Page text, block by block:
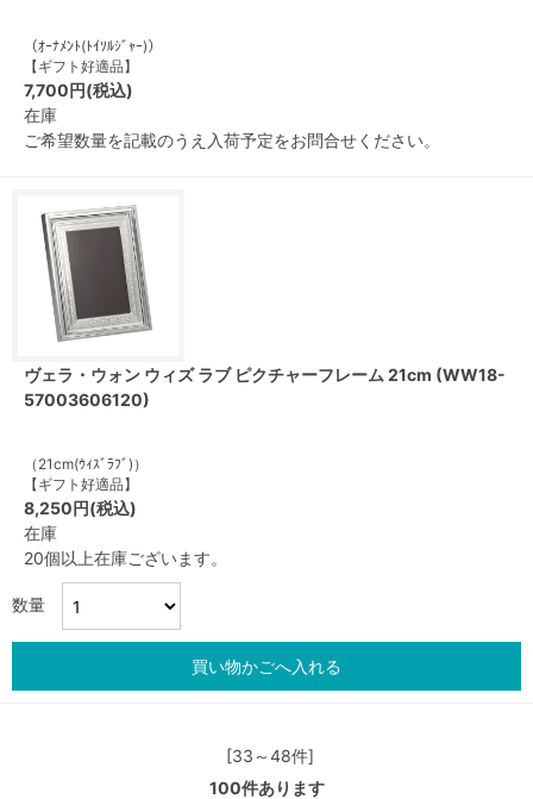
（ｵｰﾅﾒﾝﾄ(ﾄｲｿﾙｼﾞｬｰ)）
【ギフト好適品】
7,700円(税込)
在庫
ご希望数量を記載のうえ入荷予定をお問合せください。
ヴェラ・ウォン ウィズ ラブ ピクチャーフレーム 21cm (WW18-
57003606120)
（21cm(ｳｨｽﾞﾗﾌﾞ)）
【ギフト好適品】
8,250円(税込)
在庫
20個以上在庫ございます。
数量
買い物かごへ入れる
[33～48件]
100件あります